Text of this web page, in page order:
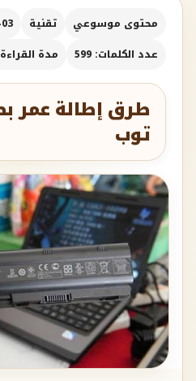
محتوى موسوعي تقنية
عدد الكلمات: 599
مدة القراءة:
طرق إطالة عمر
توب